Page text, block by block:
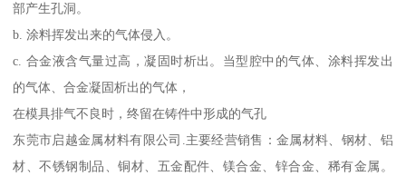
部产生孔洞。
b. 涂料挥发出来的气体侵入。
c. 合金液含气量过高，凝固时析出。当型腔中的气体、涂料挥发出
的气体、合金凝固析出的气体，
在模具排气不良时，终留在铸件中形成的气孔
东莞市启越金属材料有限公司.主要经营销售：金属材料、钢材、铝
材、不锈钢制品、铜材、五金配件、镁合金、锌合金、稀有金属。